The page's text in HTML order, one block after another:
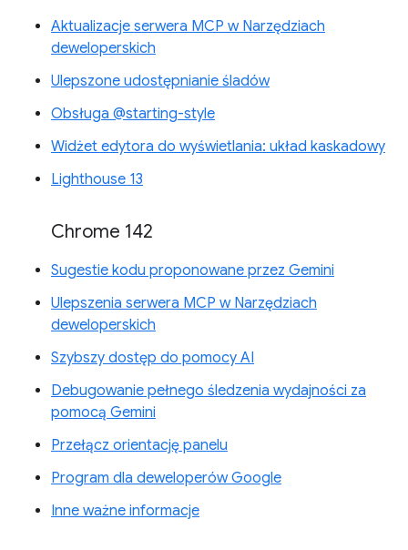
Aktualizacje serwera MCP w Narzędziach
deweloperskich
Ulepszone udostępnianie śladów
Obsługa @starting-style
Widżet edytora do wyświetlania: układ kaskadowy
Lighthouse 13
Chrome 142
Sugestie kodu proponowane przez Gemini
Ulepszenia serwera MCP w Narzędziach
deweloperskich
Szybszy dostęp do pomocy AI
Debugowanie pełnego śledzenia wydajności za
pomocą Gemini
Przełącz orientację panelu
Program dla deweloperów Google
Inne ważne informacje